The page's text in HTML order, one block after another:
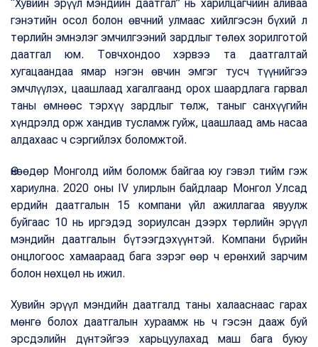
“Хувийн эрүүл мэндийн даатгал” нь харилцагчийн аливаа
гэнэтийн осол болон өвчний улмаас хийлгэсэн бүхий л
төрлийн эмнэлэг эмчилгээний зардлыг төлөх зорилготой
даатгал юм. Товчхондоо хэрвээ та даатгалтай
хугацаандаа ямар нэгэн өвчин эмгэг тусч түүнийгээ
эмчлүүлэх, цаашлаад хагалгаанд орох шаардлага гарвал
таны өмнөөс тэрхүү зардлыг төлж, таныг санхүүгийн
хүндрэлд орж хандив тусламж гуйж, цаашлаад амь насаа
алдахаас ч сэргийлэх боломжтой.
Өнөөдөр Монголд ийм боломж байгаа юу гэвэл тийм гэж
хариулна. 2020 оны IV улирлын байдлаар Монгол Улсад
ердийн даатгалын 15 компани үйл ажиллагаа явуулж
буйгаас 10 нь иргэдэд зориулсан дээрх төрлийн эрүүл
мэндийн даатгалын бүтээгдэхүүнтэй. Компани бүрийн
онцлогоос хамаараад бага зэрэг өөр ч ерөнхий зарчим
болон нөхцөл нь ижил.
Хувийн эрүүл мэндийн даатгалд таны халааснаас гарах
мөнгө болох даатгалын хураамж нь ч гэсэн дааж буй
эрсдэлийн дүнтэйгээ харьцуулахад маш бага буюу